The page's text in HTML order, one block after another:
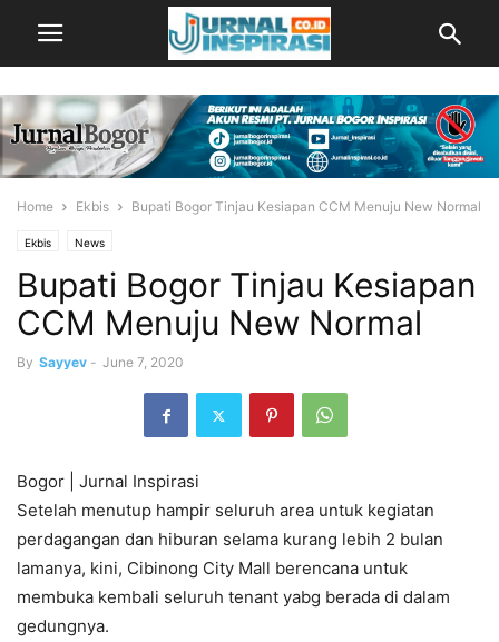
Home Ekbis Bupati Bogor Tinjau Kesiapan CCM Menuju New Normal
Ekbis News
Bupati Bogor Tinjau Kesiapan
CCM Menuju New Normal
By Sayyev - June 7, 2020
Bogor | Jurnal Inspirasi
Setelah menutup hampir seluruh area untuk kegiatan
perdagangan dan hiburan selama kurang lebih 2 bulan
lamanya, kini, Cibinong City Mall berencana untuk
membuka kembali seluruh tenant yabg berada di dalam
gedungnya.